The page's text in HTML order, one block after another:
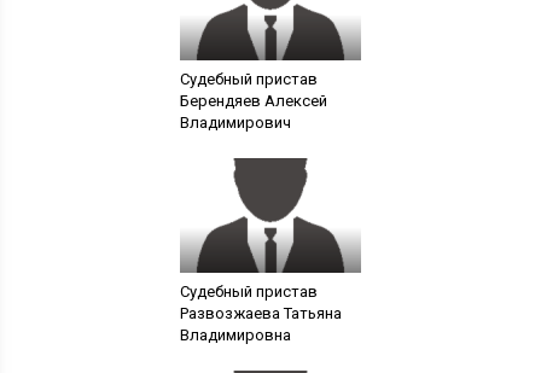
Судебный пристав
Берендяев Алексей
Владимирович
Судебный пристав
Развозжаева Татьяна
Владимировна